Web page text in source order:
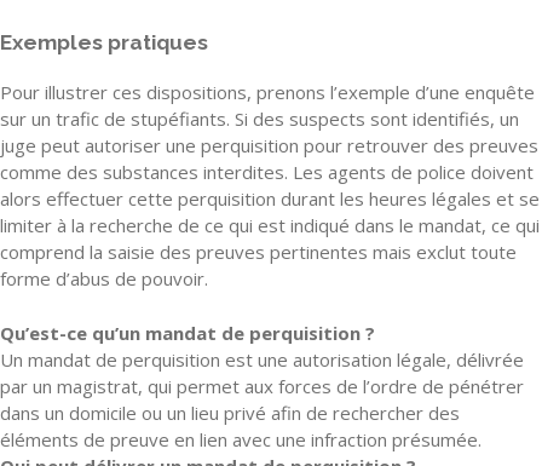
Exemples pratiques
Pour illustrer ces dispositions, prenons l’exemple d’une enquête
sur un trafic de stupéfiants. Si des suspects sont identifiés, un
juge peut autoriser une perquisition pour retrouver des preuves
comme des substances interdites. Les agents de police doivent
alors effectuer cette perquisition durant les heures légales et se
limiter à la recherche de ce qui est indiqué dans le mandat, ce qui
comprend la saisie des preuves pertinentes mais exclut toute
forme d’abus de pouvoir.
Qu’est-ce qu’un mandat de perquisition ?
Un mandat de perquisition est une autorisation légale, délivrée
par un magistrat, qui permet aux forces de l’ordre de pénétrer
dans un domicile ou un lieu privé afin de rechercher des
éléments de preuve en lien avec une infraction présumée.